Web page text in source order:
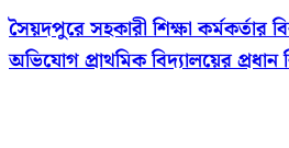
সৈয়দপুরে সহকারী শিক্ষা কর্মকর্তার
অভিযোগ প্রাথমিক বিদ্যালয়ের প্রধান